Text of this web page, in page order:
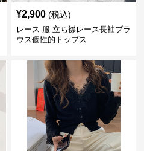
¥2,900 (税込)
レース 服 立ち襟レース長袖ブラ
ウス個性的トップス